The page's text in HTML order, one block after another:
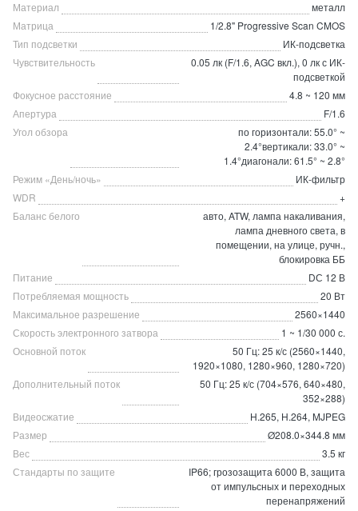
Материал
металл
Матрица
1/2.8" Progressive Scan CMOS
Тип подсветки
ИК-подсветка
Чувствительность
0.05 лк (F/1.6, AGC вкл.), 0 лк с ИК-
подсветкой
Фокусное расстояние
4.8 ~ 120 мм
Апертура
F/1.6
Угол обзора
по горизонтали: 55.0° ~
2.4°вертикали: 33.0° ~
1.4°диагонали: 61.5° ~ 2.8°
Режим «День/ночь»
ИК-фильтр
WDR
+
Баланс белого
авто, ATW, лампа накаливания,
лампа дневного света, в
помещении, на улице, ручн.,
блокировка ББ
Питание
DС 12 В
Потребляемая мощность
20 Вт
Максимальное разрешение
2560×1440
Скорость электронного затвора
1 ~ 1/30 000 с.
Основной поток
50 Гц: 25 к/с (2560×1440,
1920×1080, 1280×960, 1280×720)
Дополнительный поток
50 Гц: 25 к/с (704×576, 640×480,
352×288)
Видеосжатие
H.265, H.264, MJPEG
Размер
Ø208.0×344.8 мм
Вес
3.5 кг
Стандарты по защите
IP66; грозозащита 6000 В, защита
от импульсных и переходных
перенапряжений